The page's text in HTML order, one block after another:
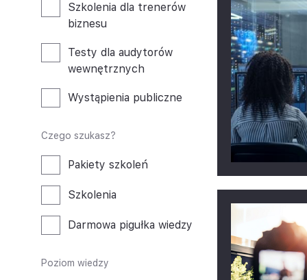
Szkolenia dla trenerów
biznesu
Testy dla audytorów
wewnętrznych
Wystąpienia publiczne
Czego szukasz?
Pakiety szkoleń
Szkolenia
Darmowa pigułka wiedzy
Poziom wiedzy